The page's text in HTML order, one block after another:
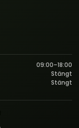
09:00–18:00
Stängt
Stängt